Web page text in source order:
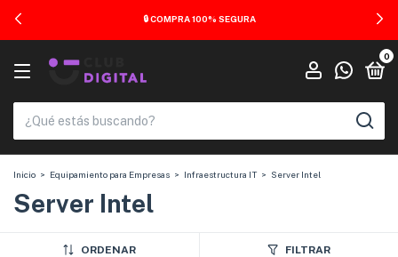
🔒 COMPRA 100% SEGURA
0
Inicio > Equipamiento para Empresas > Infraestructura IT > Server Intel
Server Intel
ORDENAR FILTRAR